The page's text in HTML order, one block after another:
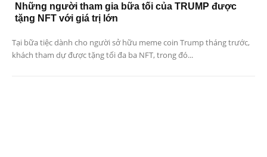
Những người tham gia bữa tối của TRUMP được
tặng NFT với giá trị lớn
Tại bữa tiệc dành cho người sở hữu meme coin Trump tháng trước,
khách tham dự được tặng tối đa ba NFT, trong đó...